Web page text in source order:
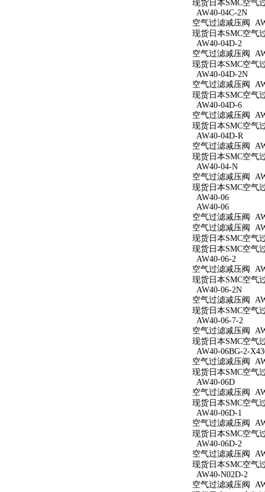
现货日本SMC空气
AW40-04C-2N
空气过滤减压阀
现货日本SMC空气
AW40-04D-2
空气过滤减压阀
现货日本SMC空气
AW40-04D-2N
空气过滤减压阀
现货日本SMC空气
AW40-04D-6
空气过滤减压阀
现货日本SMC空气
AW40-04D-R
空气过滤减压阀
现货日本SMC空气
AW40-04-N
空气过滤减压阀
现货日本SMC空气
AW40-06
AW40-06
空气过滤减压阀
空气过滤减压阀
现货日本SMC空气
现货日本SMC空气
AW40-06-2
空气过滤减压阀
现货日本SMC空气
AW40-06-2N
空气过滤减压阀
现货日本SMC空气
AW40-06-7-2
空气过滤减压阀
现货日本SMC空气
AW40-06BG-2-
空气过滤减压阀
现货日本SMC空气
AW40-06D
空气过滤减压阀
现货日本SMC空气
AW40-06D-1
空气过滤减压阀
现货日本SMC空气
AW40-06D-2
空气过滤减压阀
现货日本SMC空气
AW40-N02D-2
空气过滤减压阀